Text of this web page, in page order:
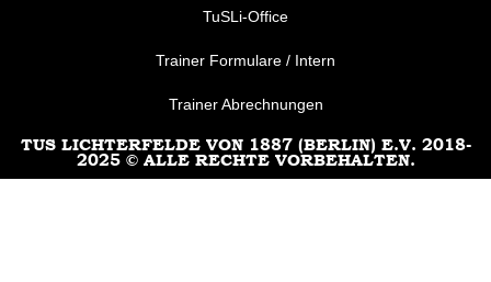
TuSLi-Office
Trainer Formulare / Intern
Trainer Abrechnungen
TUS LICHTERFELDE VON 1887 (BERLIN) E.V. 2018-
2025 © ALLE RECHTE VORBEHALTEN.